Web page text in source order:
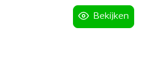
Bekijken